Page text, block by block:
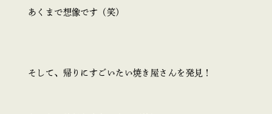
あくまで想像です（笑）
そして、帰りにすごいたい焼き屋さんを発見！